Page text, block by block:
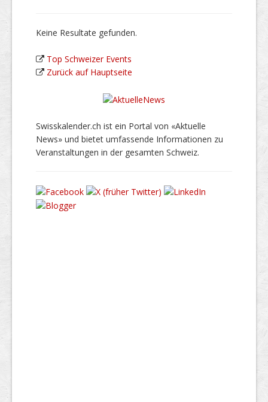
Keine Resultate gefunden.
Top Schweizer Events
Zurück auf Hauptseite
Swisskalender.ch ist ein Portal von «Aktuelle
News» und bietet umfassende Informationen zu
Veranstaltungen in der gesamten Schweiz.